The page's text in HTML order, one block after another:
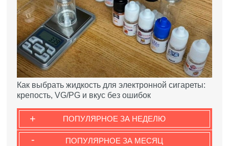
Как выбрать жидкость для электронной сигареты:
крепость, VG/PG и вкус без ошибок
ПОПУЛЯРНОЕ ЗА НЕДЕЛЮ
+
ПОПУЛЯРНОЕ ЗА МЕСЯЦ
-